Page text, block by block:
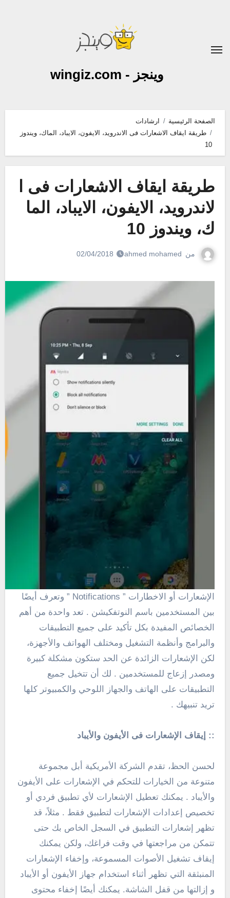
وينجز - wingiz.com
الصفحة الرئيسية
ارشادات
طريقة ايقاف الاشعارات فى الاندرويد، الايفون، الايباد، الماك، ويندوز
10
طريقة ايقاف الاشعارات فى ا
لاندرويد، الايفون، الايباد، الما
ك، ويندوز 10
من ahmed mohamed
02/04/2018
بين المستخدمين باسم النوتفكيشن . تعد واحدة من أهم
الخصائص المفيدة بكل تأكيد على جميع التطبيقات
والبرامج وأنظمة التشغيل ومختلف الهواتف والأجهزة،
لكن الإشعارات
الزائدة عن الحد ستكون مشكلة كبيرة
ومصدر إزعاج للمستخدمين . لك أن تتخيل جميع
التطبيقات على الهاتف والجهاز اللوحي والكمبيوتر كلها
تريد تنبيهك .
:: إيقاف الإشعارات فى الأيفون والأيباد
لحسن الحظ، تقدم الشركة الأمريكية أبل مجموعة
متنوعة من الخيارات للتحكم في الإشعارات على الأيفون
والأيباد . يمكنك تعطيل الإشعارات لأي تطبيق فردي أو
تخصيص إعدادات الإشعارات لتطبيق فقط . مثلاً، قد
تظهر إشعارات التطبيق في السجل الخاص بك حتى
تتمكن من مراجعتها في وقت فراغك، ولكن يمكنك
إيقاف تشغيل الأصوات المسموعة، وإخفاء الإشعارات
المنبثقة التي تظهر أثناء استخدام جهاز الأيفون أو الأيباد
و إزالتها من قفل الشاشة. يمكنك أيضًا إخفاء محتوى